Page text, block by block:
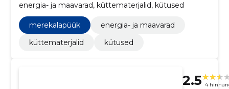
energia- ja maavarad, küttematerjalid, kütused
merekalapüük
energia- ja maavarad
küttematerjalid
kütused
2.5 4